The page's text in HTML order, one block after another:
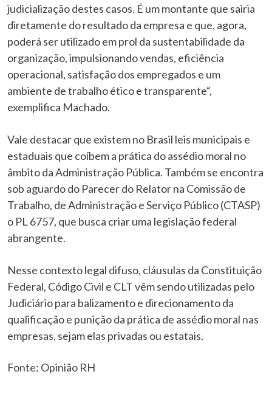
judicialização destes casos. É um montante que sairia
diretamente do resultado da empresa e que, agora,
poderá ser utilizado em prol da sustentabilidade da
organização, impulsionando vendas, eficiência
operacional, satisfação dos empregados e um
ambiente de trabalho ético e transparente“,
exemplifica Machado.
Vale destacar que existem no Brasil leis municipais e
estaduais que coíbem a prática do assédio moral no
âmbito da Administração Pública. Também se encontra
sob aguardo do Parecer do Relator na Comissão de
Trabalho, de Administração e Serviço Público (CTASP)
o PL 6757, que busca criar uma legislação federal
abrangente.
Nesse contexto legal difuso, cláusulas da Constituição
Federal, Código Civil e CLT vêm sendo utilizadas pelo
Judiciário para balizamento e direcionamento da
qualificação e punição da prática de assédio moral nas
empresas, sejam elas privadas ou estatais.
Fonte: Opinião RH